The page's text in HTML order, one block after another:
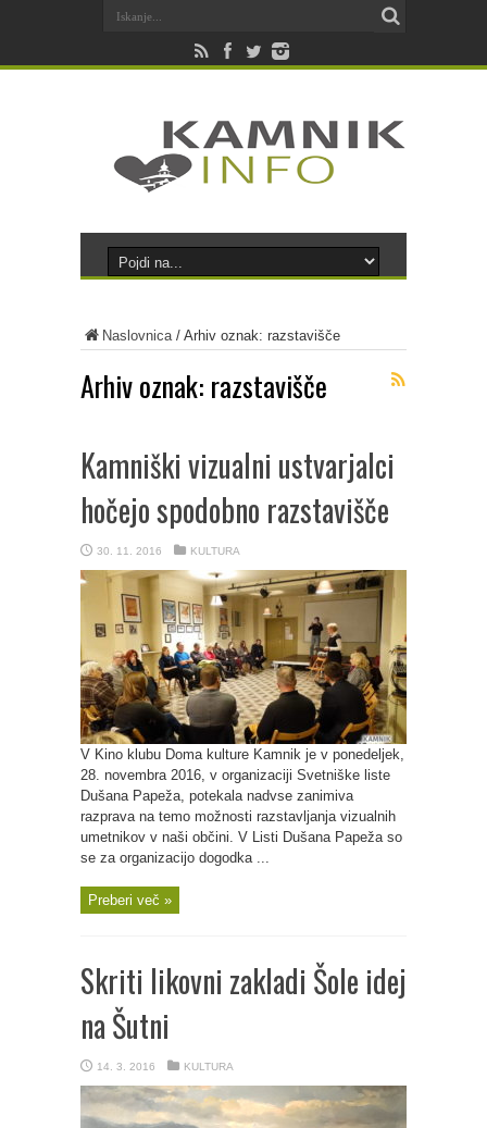
Naslovnica/ Arhiv oznak: razstavišče
Arhiv oznak: razstavišče
Kamniški vizualni ustvarjalci
hočejo spodobno razstavišče
30. 11. 2016 KULTURA
V Kino klubu Doma kulture Kamnik je v ponedeljek,
28. novembra 2016, v organizaciji Svetniške liste
Dušana Papeža, potekala nadvse zanimiva
razprava na temo možnosti razstavljanja vizualnih
umetnikov v naši občini. V Listi Dušana Papeža so
se za organizacijo dogodka ...
Preberi več »
Skriti likovni zakladi Šole idej
na Šutni
14. 3. 2016 KULTURA